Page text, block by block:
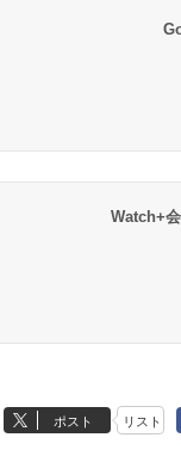
Watch+
ポスト リスト